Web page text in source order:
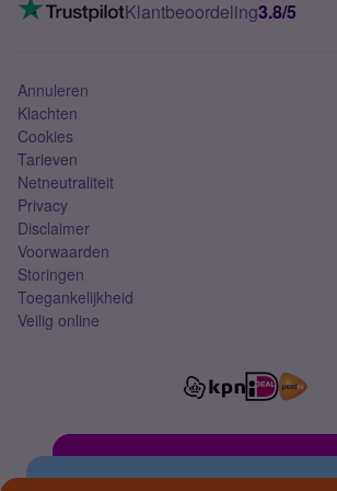
Mobiel abonnement
Klantbeoordeling3.8/5
Annuleren
Klachten
Cookies
Tarieven
Netneutraliteit
Privacy
Disclaimer
Voorwaarden
Storingen
Toegankelijkheid
Veilig online